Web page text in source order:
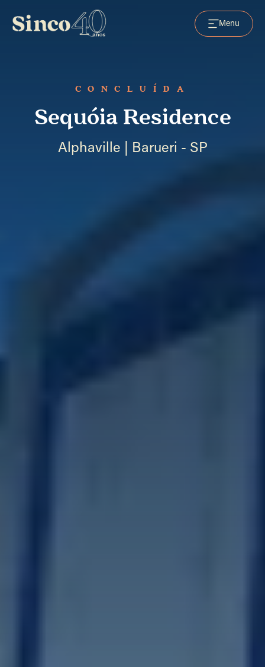
Menu
CONCLUÍDA
Sequóia Residence
Alphaville | Barueri - SP